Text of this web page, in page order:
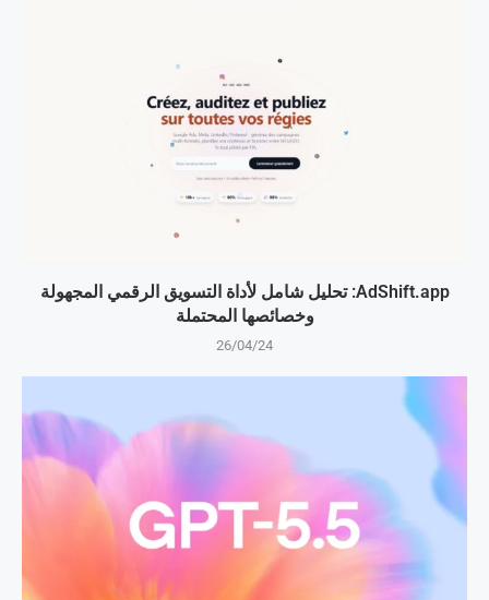
AdShift.app: تحليل شامل لأداة التسويق الرقمي المجهولة
وخصائصها المحتملة
26/04/24